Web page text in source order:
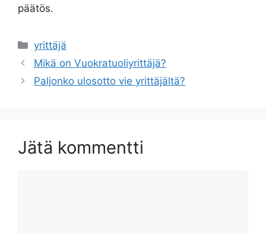
päätös.
Kategoriat
yrittäjä
Artikkelien
selaus
Mikä on Vuokratuoliyrittäjä?
Paljonko ulosotto vie yrittäjältä?
Jätä kommentti